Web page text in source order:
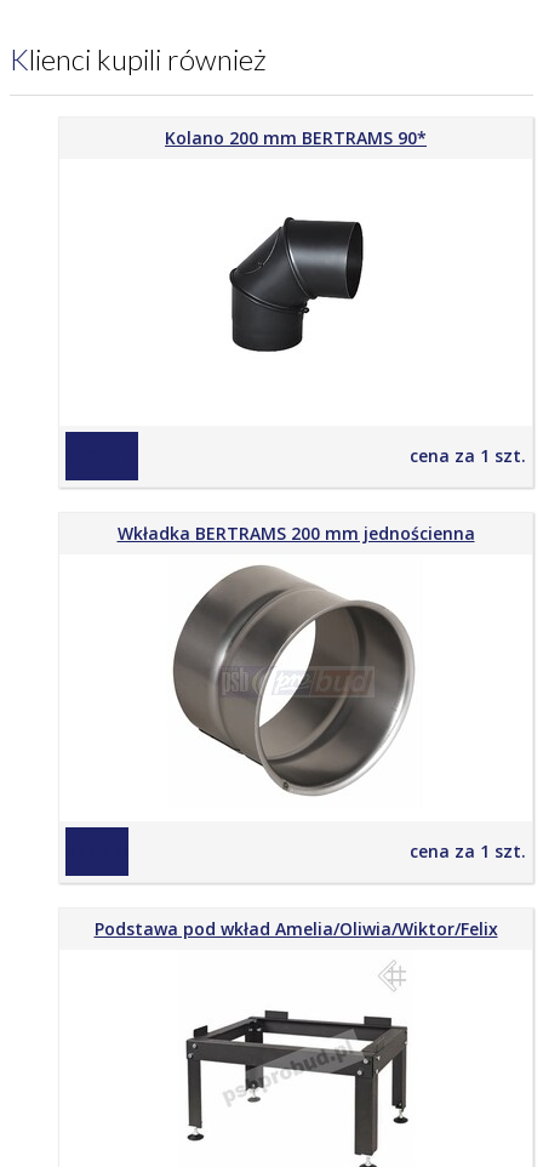
Klienci kupili również
Kolano 200 mm BERTRAMS 90*
cena za 1 szt.
Wkładka BERTRAMS 200 mm jednościenna
cena za 1 szt.
Podstawa pod wkład Amelia/Oliwia/Wiktor/Felix